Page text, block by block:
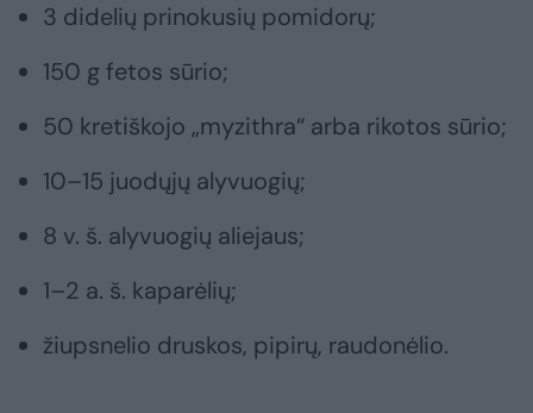
3 didelių prinokusių pomidorų;
150 g fetos sūrio;
50 kretiškojo „myzithra“ arba rikotos sūrio;
10–15 juodųjų alyvuogių;
8 v. š. alyvuogių aliejaus;
1–2 a. š. kaparėlių;
žiupsnelio druskos, pipirų, raudonėlio.